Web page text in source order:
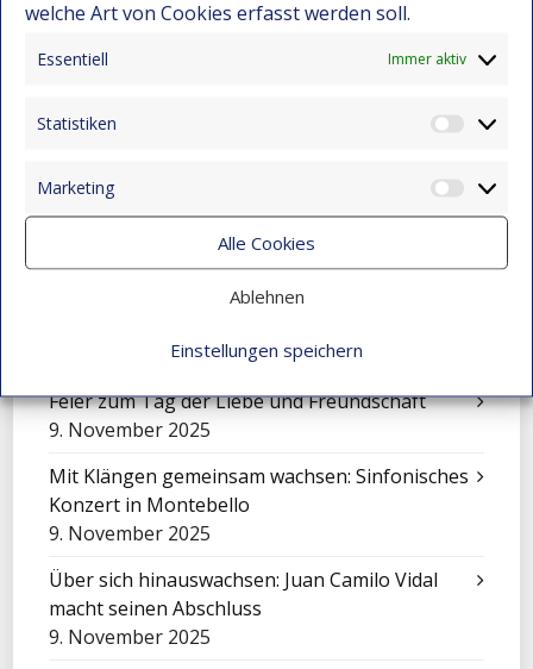
welche Art von Cookies erfasst werden soll.
Essentiell Immer aktiv
Statistiken
Marketing
Alle Cookies
Ablehnen
Einstellungen speichern
15. Dezember 2025
Cali füllt sich mit Worten: Ein unvergessliches
15. Dezember 2025
Wo Gemeinschaft und Musik neue Wege
eröffnen
15. Dezember 2025
Eine Sinfonie der Kulturen: Mensajeros de
9. November 2025
Feier zum Tag der Liebe und Freundschaft
9. November 2025
Mit Klängen gemeinsam wachsen: Sinfonisches
Konzert in Montebello
9. November 2025
Über sich hinauswachsen: Juan Camilo Vidal
macht seinen Abschluss
9. November 2025